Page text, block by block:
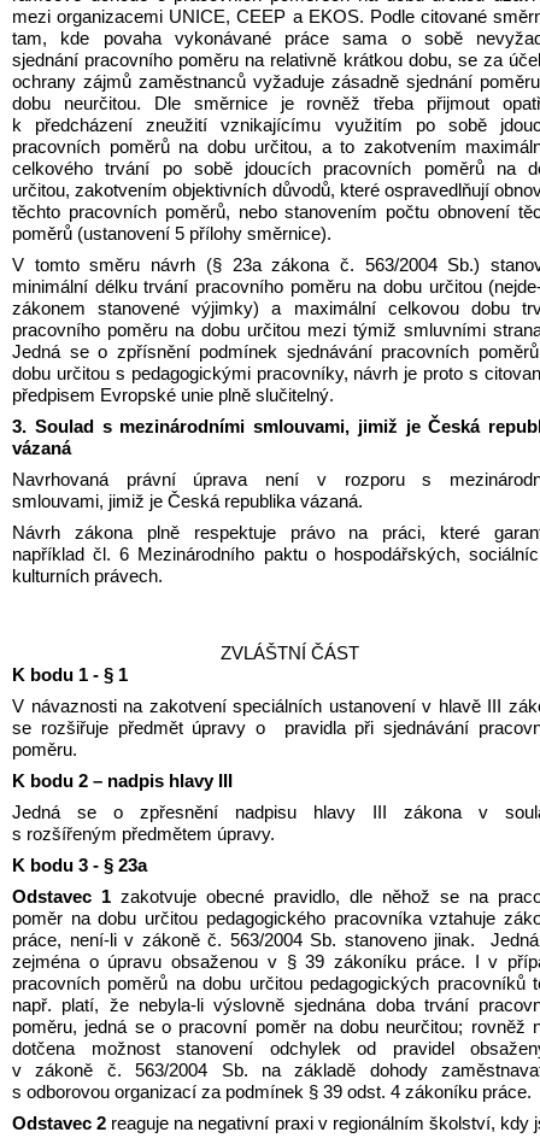
mezi organizacemi UNICE, CEEP a EKOS. Podle citované
tam, kde povaha vykonávané práce sama o sobě
sjednání pracovního poměru na relativně krátkou dobu, se za
ochrany zájmů zaměstnanců vyžaduje zásadně sjednání
dobu neurčitou. Dle směrnice je rovněž třeba přijmout
k předcházení zneužití vznikajícímu využitím po sobě
pracovních poměrů na dobu určitou, a to zakotvením
celkového trvání po sobě jdoucích pracovních poměrů na
určitou, zakotvením objektivních důvodů, které ospravedlňují
těchto pracovních poměrů, nebo stanovením počtu obnovení
poměrů (ustanovení 5 přílohy směrnice).
V tomto směru návrh (§ 23a zákona č. 563/2004 Sb.)
minimální délku trvání pracovního poměru na dobu určitou
zákonem stanovené výjimky) a maximální celkovou dobu
pracovního poměru na dobu určitou mezi týmiž smluvními
Jedná se o zpřísnění podmínek sjednávání pracovních
dobu určitou s pedagogickými pracovníky, návrh je proto s
předpisem Evropské unie plně slučitelný.
3. Soulad s mezinárodními smlouvami, jimiž je Česká
vázaná
Navrhovaná právní úprava není v rozporu s
smlouvami, jimiž je Česká republika vázaná.
Návrh zákona plně respektuje právo na práci, které
například čl. 6 Mezinárodního paktu o hospodářských,
kulturních právech.
ZVLÁŠTNÍ ČÁST
K bodu 1 - § 1
V návaznosti na zakotvení speciálních ustanovení v hlavě III
se rozšiřuje předmět úpravy o  pravidla při sjednávání
poměru.
K bodu 2 – nadpis hlavy III
Jedná se o zpřesnění nadpisu hlavy III zákona v
s rozšířeným předmětem úpravy.
K bodu 3 - § 23a
Odstavec 1 zakotvuje obecné pravidlo, dle něhož se na
poměr na dobu určitou pedagogického pracovníka vztahuje
práce, není-li v zákoně č. 563/2004 Sb. stanoveno jinak.
zejména o úpravu obsaženou v § 39 zákoníku práce. I v
pracovních poměrů na dobu určitou pedagogických pracovníků
např. platí, že nebyla-li výslovně sjednána doba trvání
poměru, jedná se o pracovní poměr na dobu neurčitou; rovněž
dotčena možnost stanovení odchylek od pravidel
v zákoně č. 563/2004 Sb. na základě dohody
s odborovou organizací za podmínek § 39 odst. 4 zákoníku práce.
Odstavec 2 reaguje na negativní praxi v regionálním školství, kdy